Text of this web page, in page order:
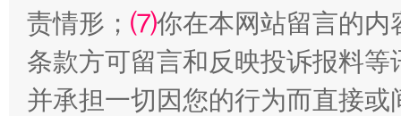
责情形； ⑺你在本网站留言的内
条款方可留言和反映投诉报料
并承担一切因您的行为而直接